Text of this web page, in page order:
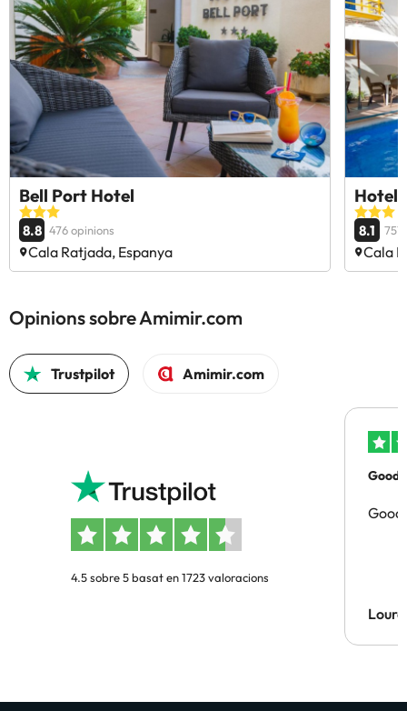
Bell Port Hotel
8.8 476 opinions
Cala Ratjada, Espanya
Hotel
8.1 757
Cala
Opinions sobre Amimir.com
Trustpilot Amimir.com
4.5 sobre 5 basat en 1723 valoracions
Good
Good